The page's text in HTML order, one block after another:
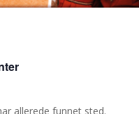
allerede funnet sted.